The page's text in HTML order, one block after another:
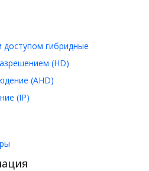
гибридные
(HD)
(AHD)
(IP)